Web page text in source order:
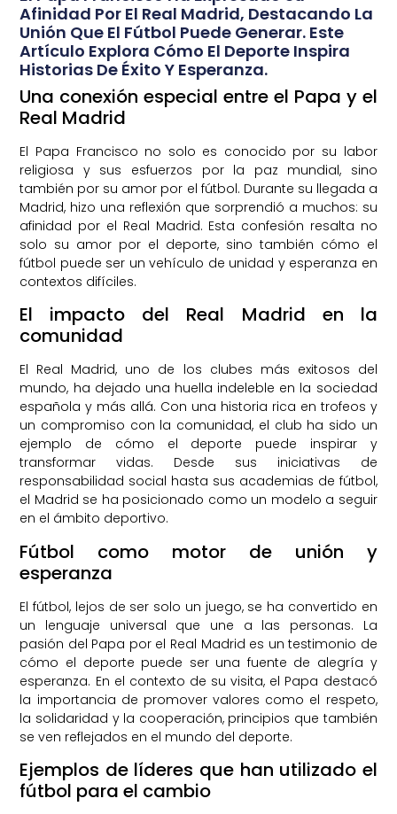
Afinidad Por El Real Madrid, Destacando La
Unión Que El Fútbol Puede Generar. Este
Artículo Explora Cómo El Deporte Inspira
Historias De Éxito Y Esperanza.
Una conexión especial entre el Papa y el
Real Madrid
El Papa Francisco no solo es conocido por su labor
religiosa y sus esfuerzos por la paz mundial, sino
también por su amor por el fútbol. Durante su llegada a
Madrid, hizo una reflexión que sorprendió a muchos: su
afinidad por el Real Madrid. Esta confesión resalta no
solo su amor por el deporte, sino también cómo el
fútbol puede ser un vehículo de unidad y esperanza en
contextos difíciles.
El impacto del Real Madrid en la
comunidad
El Real Madrid, uno de los clubes más exitosos del
mundo, ha dejado una huella indeleble en la sociedad
española y más allá. Con una historia rica en trofeos y
un compromiso con la comunidad, el club ha sido un
ejemplo de cómo el deporte puede inspirar y
transformar vidas. Desde sus iniciativas de
responsabilidad social hasta sus academias de fútbol,
el Madrid se ha posicionado como un modelo a seguir
en el ámbito deportivo.
Fútbol como motor de unión y
esperanza
El fútbol, lejos de ser solo un juego, se ha convertido en
un lenguaje universal que une a las personas. La
pasión del Papa por el Real Madrid es un testimonio de
cómo el deporte puede ser una fuente de alegría y
esperanza. En el contexto de su visita, el Papa destacó
la importancia de promover valores como el respeto,
la solidaridad y la cooperación, principios que también
se ven reflejados en el mundo del deporte.
Ejemplos de líderes que han utilizado el
fútbol para el cambio